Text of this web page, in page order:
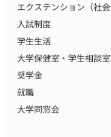
エクステンション（社会
入試制度
学生生活
大学保健室・学生相談室
奨学金
就職
大学同窓会
新高等学校令
当時は第一次世界大戦
国内社会事情のより一
心とする教育制度の改
月，臨時教育会議の官
年，帝国大学以外に単
認める新しい大学令と
学校令とが公布された